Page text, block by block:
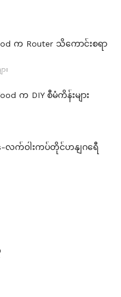
က Router သိကောင်းစရာ
း
က DIY စီမံကိန်းများ
က်ဝါးကပ်တိုင်ဟနျဂရေီ